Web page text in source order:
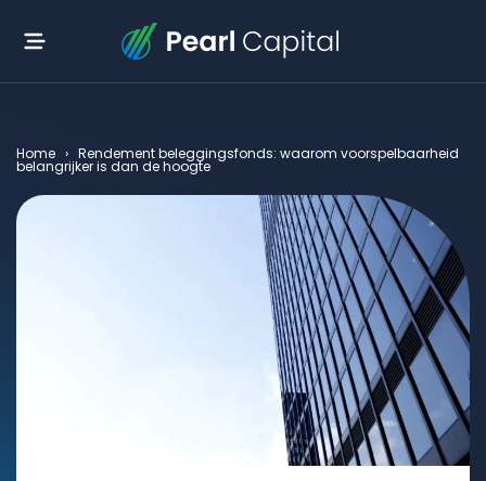
Home › Rendement beleggingsfonds: waarom voorspelbaarheid
belangrijker is dan de hoogte